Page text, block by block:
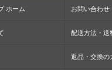
ホーム お問い合わせ
配送方法・送
返品・交換の